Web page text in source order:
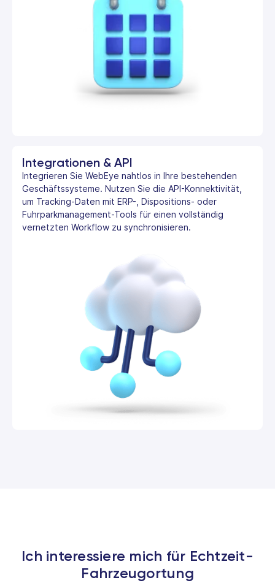
Integrationen & API
Integrieren Sie WebEye nahtlos in Ihre bestehenden
Geschäftssysteme. Nutzen Sie die API-Konnektivität,
um Tracking-Daten mit ERP-, Dispositions- oder
Fuhrparkmanagement-Tools für einen vollständig
vernetzten Workflow zu synchronisieren.
Ich interessiere mich für Echtzeit-
Fahrzeugortung